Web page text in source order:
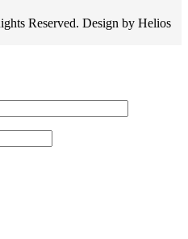
Reserved. Design by Helios